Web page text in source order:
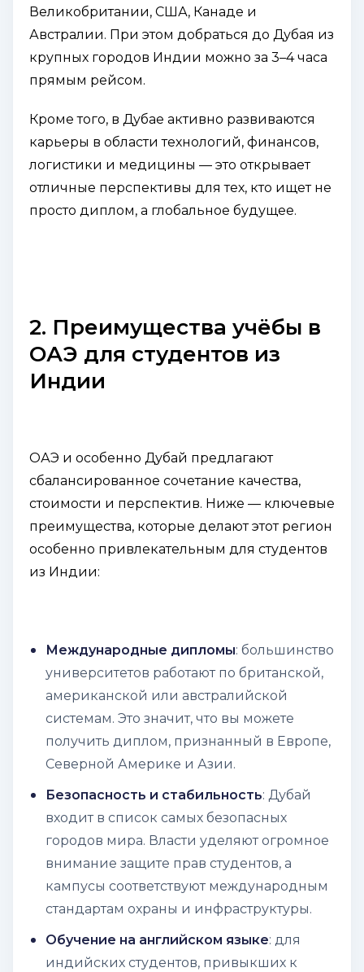
Великобритании, США, Канаде и
Австралии. При этом добраться до Дубая из
крупных городов Индии можно за 3–4 часа
прямым рейсом.
Кроме того, в Дубае активно развиваются
карьеры в области технологий, финансов,
логистики и медицины — это открывает
отличные перспективы для тех, кто ищет не
просто диплом, а глобальное будущее.
2. Преимущества учёбы в
ОАЭ для студентов из
Индии
ОАЭ и особенно Дубай предлагают
сбалансированное сочетание качества,
стоимости и перспектив. Ниже — ключевые
преимущества, которые делают этот регион
особенно привлекательным для студентов
из Индии:
Международные дипломы: большинство
университетов работают по британской,
американской или австралийской
системам. Это значит, что вы можете
получить диплом, признанный в Европе,
Северной Америке и Азии.
Безопасность и стабильность: Дубай
входит в список самых безопасных
городов мира. Власти уделяют огромное
внимание защите прав студентов, а
кампусы соответствуют международным
стандартам охраны и инфраструктуры.
Обучение на английском языке: для
индийских студентов, привыкших к